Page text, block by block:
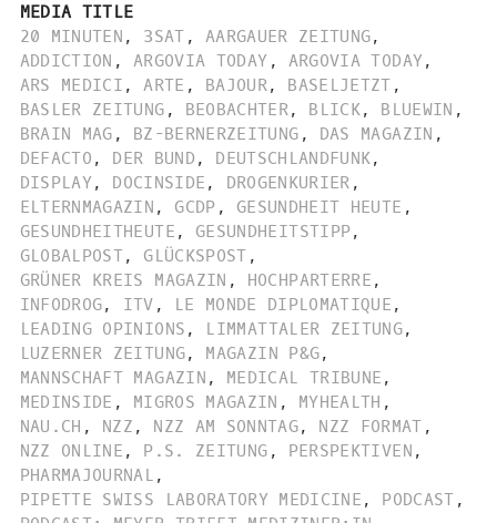
MEDIA TITLE
20 MINUTEN , 3SAT , AARGAUER ZEITUNG,
ADDICTION , ARGOVIA TODAY , ARGOVIA TODAY,
ARS MEDICI , ARTE , BAJOUR, BASELJETZT ,
BASLER ZEITUNG , BEOBACHTER, BLICK, BLUEWIN ,
BRAIN MAG , BZ-BERNERZEITUNG , DAS MAGAZIN ,
DEFACTO , DER BUND , DEUTSCHLANDFUNK,
DISPLAY, DOCINSIDE , DROGENKURIER ,
ELTERNMAGAZIN , GCDP , GESUNDHEIT HEUTE ,
GESUNDHEITHEUTE , GESUNDHEITSTIPP,
GLOBALPOST, GLÜCKSPOST ,
GRÜNER KREIS MAGAZIN , HOCHPARTERRE ,
INFODROG, ITV , LE MONDE DIPLOMATIQUE ,
LEADING OPINIONS , LIMMATTALER ZEITUNG,
LUZERNER ZEITUNG, MAGAZIN P&G,
MANNSCHAFT MAGAZIN , MEDICAL TRIBUNE ,
MEDINSIDE , MIGROS MAGAZIN , MYHEALTH ,
NAU.CH , NZZ , NZZ AM SONNTAG, NZZ FORMAT ,
NZZ ONLINE , P.S. ZEITUNG , PERSPEKTIVEN ,
PHARMAJOURNAL ,
PIPETTE SWISS LABORATORY MEDICINE , PODCAST ,